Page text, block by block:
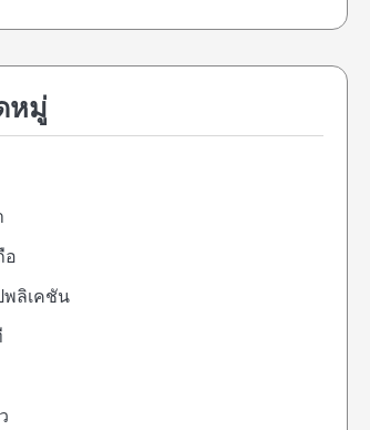
หมู่
อ
ลิเคชัน